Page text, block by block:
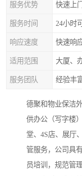
服务优势 快速上门
服务时间 24小时
响应速度 快速响
适用范围 大厦、
服务团队 经验丰
德聚和物业保洁
供办公（写字楼
堂、4S店、展厅
管服务，公司具
员培训，规范管